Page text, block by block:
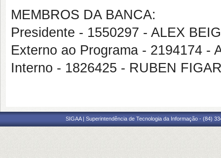
MEMBROS DA BANCA:
Presidente - 1550297 - ALEX
Externo ao Programa - 2194174 -
Interno - 1826425 - RUBEN
SIGAA | Superintendência de Tecnologia da Informação - (84)